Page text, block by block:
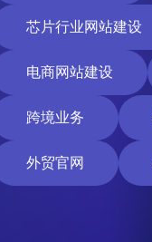
芯片行业网站建设
电商网站建设
跨境业务
外贸官网